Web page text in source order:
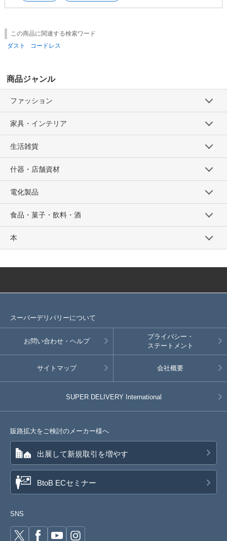
この商品に関連する検索ワード
ダスト
コードレス
商品ジャンル
ファッション
家具・インテリア
生活雑貨
什器・店舗資材
電化製品
食品・菓子・飲料・酒
本
スーパーデリバリーについて
お問い合わせ・ヘルプ
プライバシー・
ステートメント
サイトマップ 会社概要
SUPER DELIVERY International
販路拡大をご検討のメーカー様へ
出展して新規取引を増やす
BtoB ECセミナー
SNS